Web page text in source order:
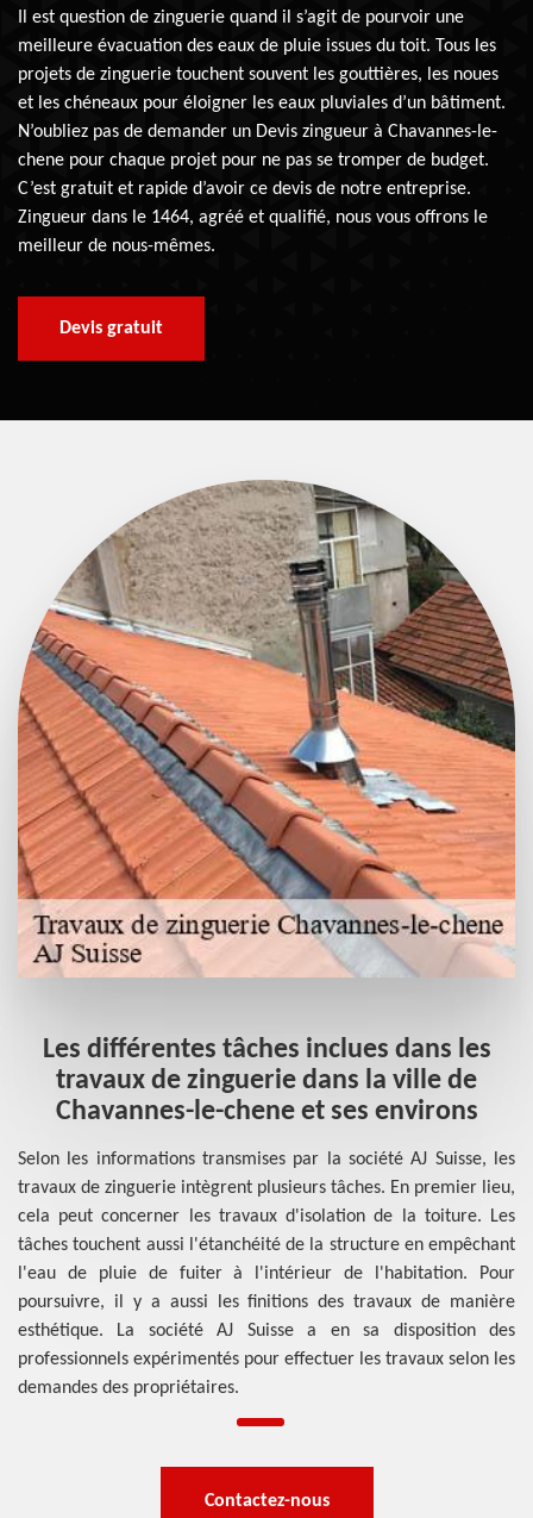
Il est question de zinguerie quand il s’agit de pourvoir une
meilleure évacuation des eaux de pluie issues du toit. Tous les
projets de zinguerie touchent souvent les gouttières, les noues
et les chéneaux pour éloigner les eaux pluviales d’un bâtiment.
N’oubliez pas de demander un Devis zingueur à Chavannes-le-
chene pour chaque projet pour ne pas se tromper de budget.
C’est gratuit et rapide d’avoir ce devis de notre entreprise.
Zingueur dans le 1464, agréé et qualifié, nous vous offrons le
meilleur de nous-mêmes.
Devis gratuit
Les différentes tâches inclues dans les
travaux de zinguerie dans la ville de
Chavannes-le-chene et ses environs
Selon les informations transmises par la société AJ Suisse, les
travaux de zinguerie intègrent plusieurs tâches. En premier lieu,
cela peut concerner les travaux d'isolation de la toiture. Les
tâches touchent aussi l'étanchéité de la structure en empêchant
l'eau de pluie de fuiter à l'intérieur de l'habitation. Pour
poursuivre, il y a aussi les finitions des travaux de manière
esthétique. La société AJ Suisse a en sa disposition des
professionnels expérimentés pour effectuer les travaux selon les
demandes des propriétaires.
Contactez-nous